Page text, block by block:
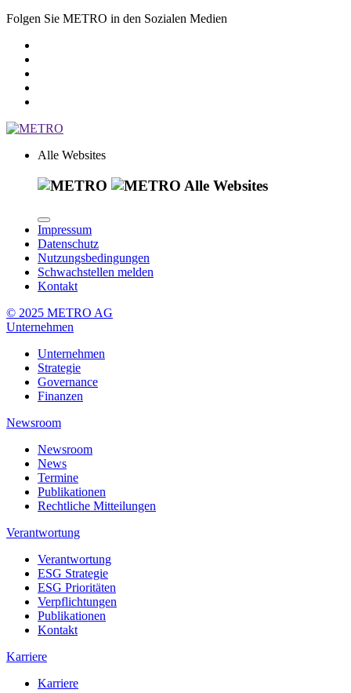
Folgen Sie METRO in den Sozialen Medien
Alle Websites
Alle Websites
Impressum
Datenschutz
Nutzungsbedingungen
Schwachstellen melden
Kontakt
© 2025 METRO AG
Unternehmen
Unternehmen
Strategie
Governance
Finanzen
Newsroom
Newsroom
News
Termine
Publikationen
Rechtliche Mitteilungen
Verantwortung
Verantwortung
ESG Strategie
ESG Prioritäten
Verpflichtungen
Publikationen
Kontakt
Karriere
Karriere